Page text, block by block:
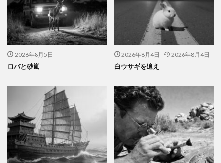
2026年8月5日
ロバと砂嵐
2026年8月4日 2026年8月4日
白ウサギを追え